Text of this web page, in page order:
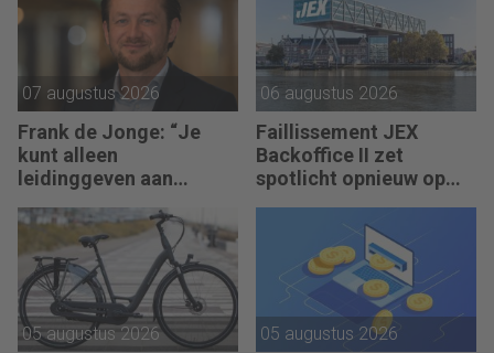
07 augustus 2026
Frank de Jonge: “Je
kunt alleen
leidinggeven aan
anderen als je leiding
kunt geven aan jezelf.”
06 augustus 2026
Faillissement JEX
Backoffice II zet
spotlicht opnieuw op
JEX
05 augustus 2026 05 augustus 2026